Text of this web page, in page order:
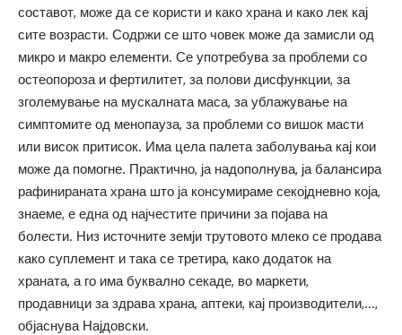
составот, може да се користи и како храна и како лек кај
сите возрасти. Содржи се што човек може да замисли од
микро и макро елементи. Се употребува за проблеми со
остеопороза и фертилитет, за полови дисфункции, за
зголемување на мускалната маса, за ублажување на
симптомите од менопауза, за проблеми со вишок масти
или висок притисок. Има цела палета заболувања кај кои
може да помогне. Практично, ја надополнува, ја балансира
рафинираната храна што ја консумираме секојдневно која,
знаеме, е една од најчестите причини за појава на
болести. Низ источните земји трутовото млеко се продава
како суплемент и така се третира, како додаток на
храната, а го има буквално секаде, во маркети,
продавници за здрава храна, аптеки, кај производители,…,
објаснува Најдовски.